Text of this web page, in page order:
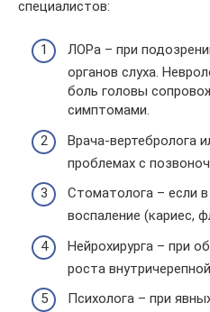
специалистов:
ЛОРа – при
органов слуха.
боль головы
симптомами.
Врача-вертебролога
проблемах с
Стоматолога – если
воспаление (кариес,
Нейрохирурга – при
роста
Психолога – при